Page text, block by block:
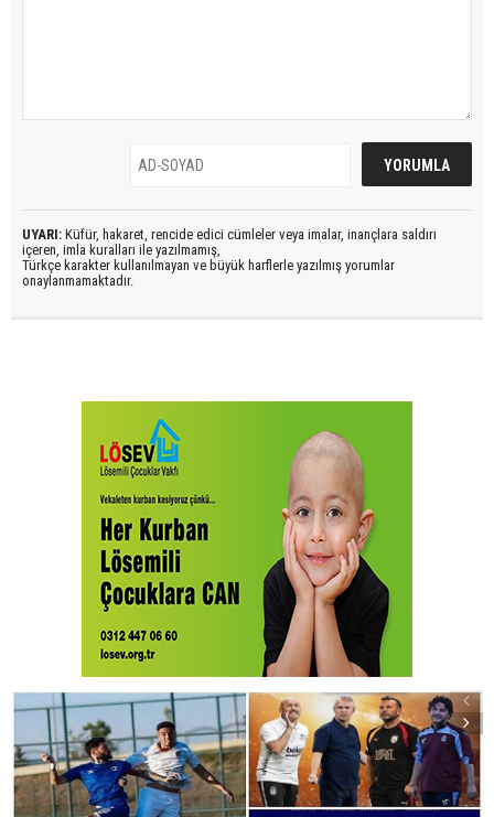
UYARI: Küfür, hakaret, rencide edici cümleler veya imalar, inançlara saldırı
içeren, imla kuralları ile yazılmamış,
Türkçe karakter kullanılmayan ve büyük harflerle yazılmış yorumlar
onaylanmamaktadır.